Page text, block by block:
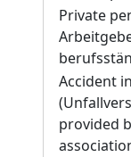
Private
Accident
provided